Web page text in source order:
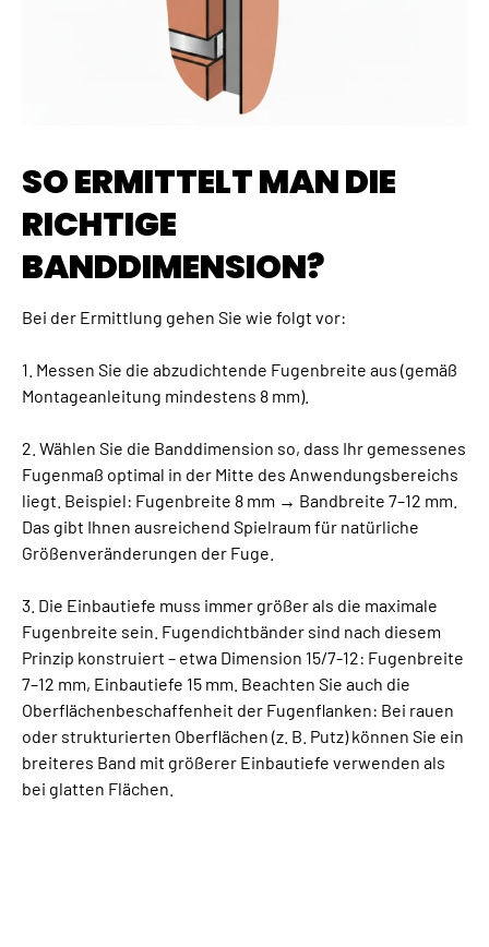
SO ERMITTELT MAN DIE
RICHTIGE
BANDDIMENSION?
Bei der Ermittlung gehen Sie wie folgt vor:
1. Messen Sie die abzudichtende Fugenbreite aus (gemäß
Montageanleitung mindestens 8 mm).
2. Wählen Sie die Banddimension so, dass Ihr gemessenes
Fugenmaß optimal in der Mitte des Anwendungsbereichs
liegt. Beispiel: Fugenbreite 8 mm → Bandbreite 7–12 mm.
Das gibt Ihnen ausreichend Spielraum für natürliche
Größenveränderungen der Fuge.
3. Die Einbautiefe muss immer größer als die maximale
Fugenbreite sein. Fugendichtbänder sind nach diesem
Prinzip konstruiert – etwa Dimension 15/7-12: Fugenbreite
7–12 mm, Einbautiefe 15 mm. Beachten Sie auch die
Oberflächenbeschaffenheit der Fugenflanken: Bei rauen
oder strukturierten Oberflächen (z. B. Putz) können Sie ein
breiteres Band mit größerer Einbautiefe verwenden als
bei glatten Flächen.